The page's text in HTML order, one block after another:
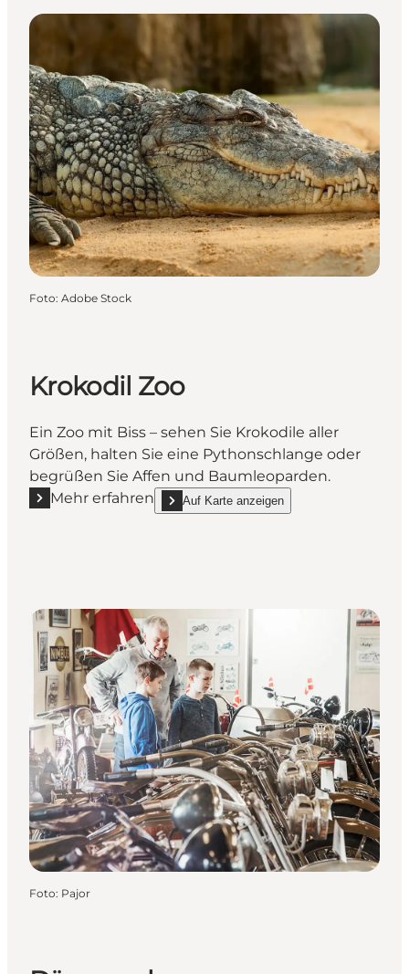
Foto: Adobe Stock
Krokodil Zoo
Ein Zoo mit Biss – sehen Sie Krokodile aller
Größen, halten Sie eine Pythonschlange oder
begrüßen Sie Affen und Baumleoparden.
Mehr erfahren
Mehr erfahren "Krokodil Zoo"
Auf Karte anzeigen
show Krokodil Zoo on_map
Foto: Pajor